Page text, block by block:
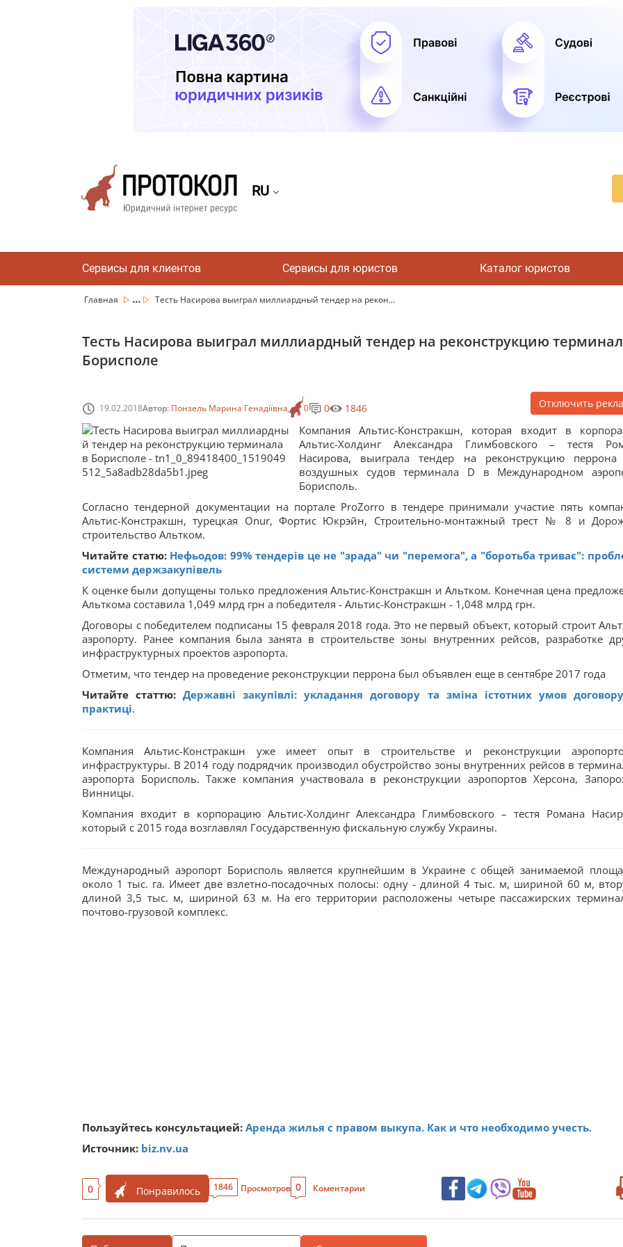
RU
Сервисы для клиентов Сервисы для юристов Каталог юристов
Главная ... Тесть Насирова выиграл миллиардный тендер на рекон...
Тесть Насирова выиграл миллиардный тендер на реконструкцию
Борисполе
19.02.2018Автор: Понзель Марина Генадіївна 0 0 1846 Отключить
Компания Альтис-Констракшн, которая входит в
Альтис-Холдинг Александра Глимбовского – тестя
Насирова, выиграла тендер на реконструкцию перрона
воздушных судов терминала D в Международном
Борисполь.
Согласно тендерной документации на портале ProZorro в тендере принимали участие пять
Альтис-Констракшн, турецкая Onur, Фортис Юкрэйн, Строительно-монтажный трест № 8 и
строительство Альтком.
Читайте статю: Нефьодов: 99% тендерів це не "зрада" чи "перемога", а "боротьба триває":
системи держзакупівель
К оценке были допущены только предложения Альтис-Констракшн и Альтком. Конечная цена
Альткома составила 1,049 млрд грн а победителя - Альтис-Констракшн - 1,048 млрд грн.
Договоры с победителем подписаны 15 февраля 2018 года. Это не первый объект, который строит
аэропорту. Ранее компания была занята в строительстве зоны внутренних рейсов, разработке
инфраструктурных проектов аэропорта.
Отметим, что тендер на проведение реконструкции перрона был объявлен еще в сентябре 2017 года
Читайте статтю:Державні закупівлі: укладання договору та зміна істотних умов
практиці.
Компания Альтис-Констракшн уже имеет опыт в строительстве и реконструкции
инфраструктуры. В 2014 году подрядчик производил обустройство зоны внутренних рейсов в
аэропорта Борисполь. Также компания участвовала в реконструкции аэропортов Херсона,
Винницы.
Компания входит в корпорацию Альтис-Холдинг Александра Глимбовского – тестя Романа
который с 2015 года возглавлял Государственную фискальную службу Украины.
Международный аэропорт Борисполь является крупнейшим в Украине с общей занимаемой
около 1 тыс. га. Имеет две взлетно-посадочных полосы: одну - длиной 4 тыс. м, шириной 60 м,
длиной 3,5 тыс. м, шириной 63 м. На его территории расположены четыре пассажирских
почтово-грузовой комплекс.
Пользуйтесь консультацией: Аренда жилья с правом выкупа. Как и что необходимо учесть.
Источник: biz.nv.ua
0 Понравилось 1846 Просмотров 0 Коментарии